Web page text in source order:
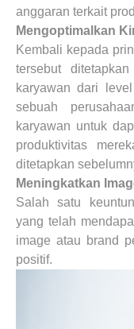
anggaran terkait
Mengoptimalkan
Kembali kepada
tersebut
karyawan dari
sebuah
karyawan untuk
produktivitas
ditetapkan
Meningkatkan
Salah satu
yang telah
image atau brand
positif.